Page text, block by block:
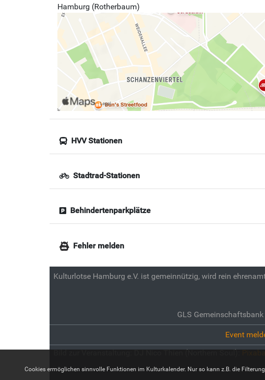
Hamburg (Rotherbaum)
HVV Stationen
Stadtrad-Stationen
Behindertenparkplätze
Fehler melden
Kulturlotse Hamburg e.V. ist gemeinnützig, wird rein
GLS Gemeinschaftsbank
Event
Bild zur Veranstaltung:DJ Nico Thien (Northern Soul):
Cookies ermöglichen sinnvolle Funktionen im Kulturkalender. Nur so kann z.B. die